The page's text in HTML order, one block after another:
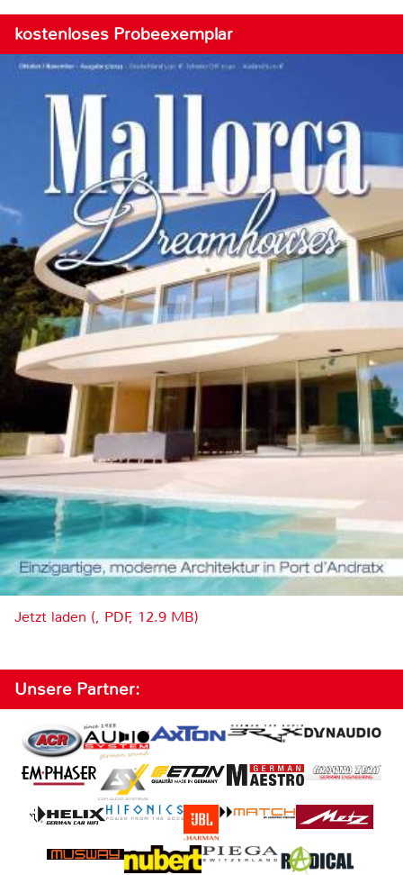
kostenloses Probeexemplar
Jetzt laden (, PDF, 12.9 MB)
Unsere Partner: